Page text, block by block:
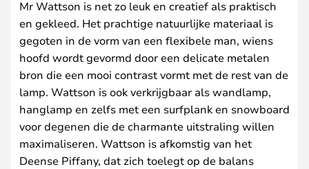
Mr Wattson is net zo leuk en creatief als praktisch
en gekleed. Het prachtige natuurlijke materiaal is
gegoten in de vorm van een flexibele man, wiens
hoofd wordt gevormd door een delicate metalen
bron die een mooi contrast vormt met de rest van de
lamp. Wattson is ook verkrijgbaar als wandlamp,
hanglamp en zelfs met een surfplank en snowboard
voor degenen die de charmante uitstraling willen
maximaliseren. Wattson is afkomstig van het
Deense Piffany, dat zich toelegt op de balans